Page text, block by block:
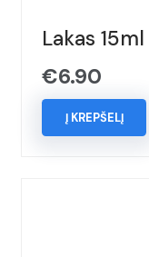
Lakas 15ml
€6.90
Į KREPŠELĮ